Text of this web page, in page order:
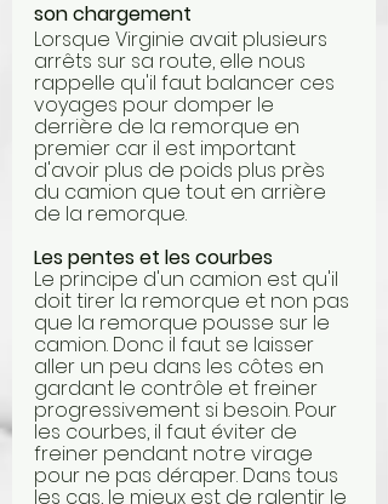
son chargement
Lorsque Virginie avait plusieurs
arrêts sur sa route, elle nous
rappelle qu'il faut balancer ces
voyages pour domper le
derrière de la remorque en
premier car il est important
d'avoir plus de poids plus près
du camion que tout en arrière
de la remorque.
Les pentes et les courbes
Le principe d'un camion est qu'il
doit tirer la remorque et non pas
que la remorque pousse sur le
camion. Donc il faut se laisser
aller un peu dans les côtes en
gardant le contrôle et freiner
progressivement si besoin. Pour
les courbes, il faut éviter de
freiner pendant notre virage
pour ne pas déraper. Dans tous
les cas, le mieux est de ralentir le